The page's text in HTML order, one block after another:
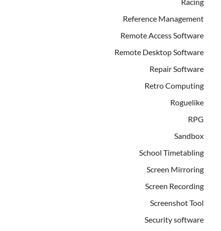
Reference Management
Remote Access Software
Remote Desktop Software
Repair Software
Retro Computing
Roguelike
RPG
Sandbox
School Timetabling
Screen Mirroring
Screen Recording
Screenshot Tool
Security software